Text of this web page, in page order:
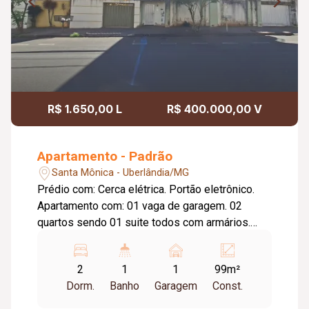
R$ 1.650,00 L R$ 400.000,00 V
Apartamento - Padrão
Santa Mônica - Uberlândia/MG
Prédio com: Cerca elétrica. Portão eletrônico.
Apartamento com: 01 vaga de garagem. 02
quartos sendo 01 suite todos com armários.
com sacada. Área de serviço.
2
Dorm.
1
Banho
1
Garagem
99m²
Const.